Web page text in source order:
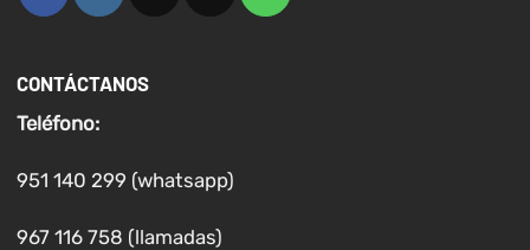
CONTÁCTANOS
Teléfono:
951 140 299 (whatsapp)
967 116 758 (llamadas)